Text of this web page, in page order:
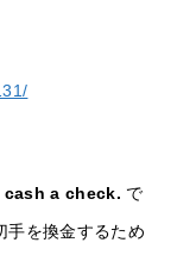
cash a check. で
手を換金するため